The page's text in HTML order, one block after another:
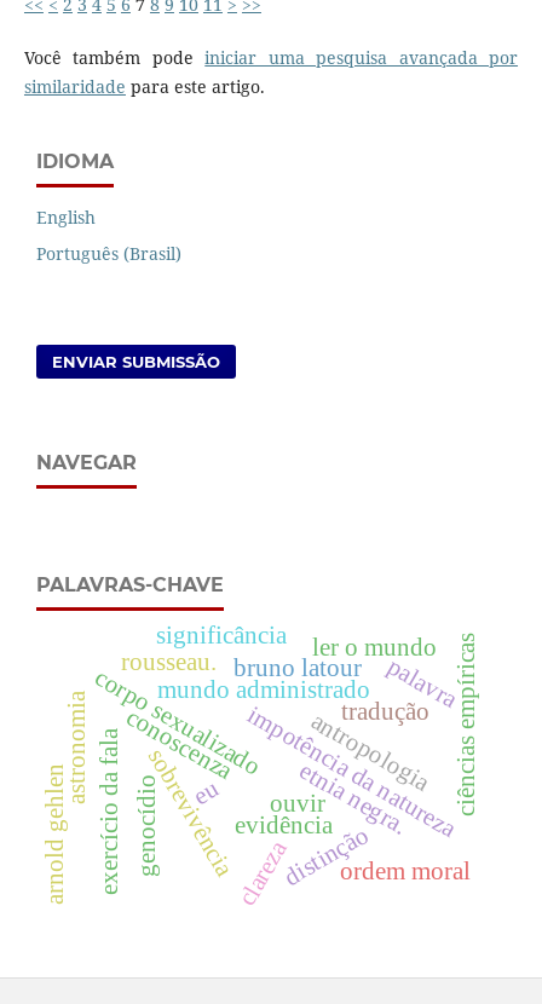
Você também podeiniciar uma pesquisa avançada por
similaridade para este artigo.
IDIOMA
English
Português (Brasil)
ENVIAR SUBMISSÃO
NAVEGAR
PALAVRAS-CHAVE
conoscenza
etnia negra.
evidência
impotência da naturezaciências empíricas
mundo administrado
corpo sexualizado
sobrevivência
genocídio
antropologia
tradução
bruno latour
exercício da fala distinção
ler o mundo
palavra
astronomia
rousseau.
ordem moral
clareza
arnold gehlen ouvir
significância
eu